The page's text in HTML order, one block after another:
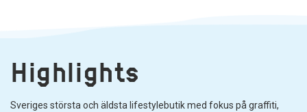
Highlights
Sveriges största och äldsta lifestylebutik med fokus på graffiti,